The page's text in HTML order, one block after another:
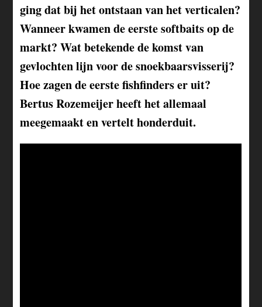
ging dat bij het ontstaan van het verticalen?
Wanneer kwamen de eerste softbaits op de
markt? Wat betekende de komst van
gevlochten lijn voor de snoekbaarsvisserij?
Hoe zagen de eerste fishfinders er uit?
Bertus Rozemeijer heeft het allemaal
meegemaakt en vertelt honderduit.